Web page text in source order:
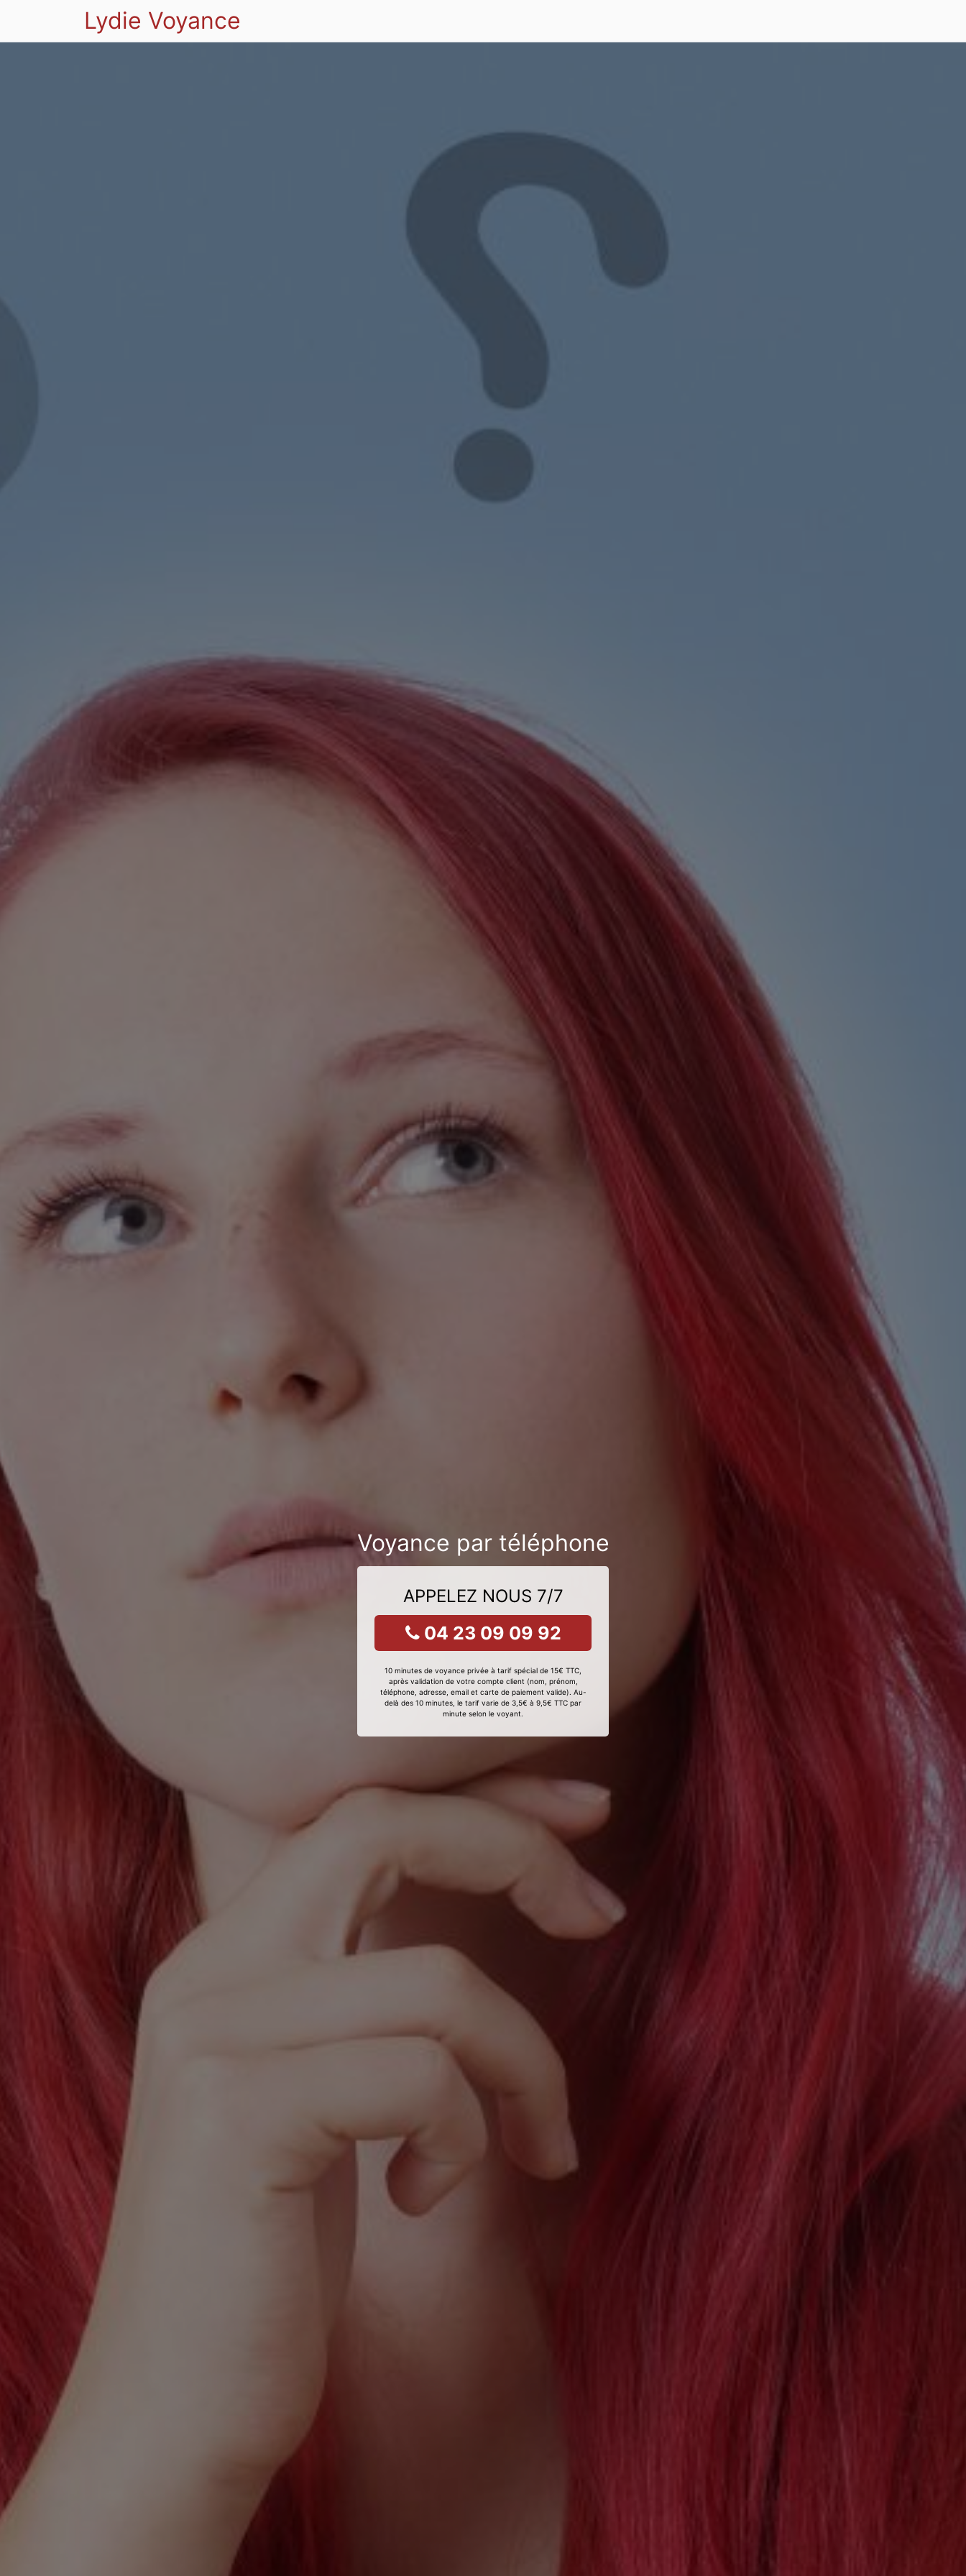
Lydie Voyance
Voyance par téléphone
APPELEZ NOUS 7/7
04 23 09 09 92
10 minutes de voyance privée à tarif spécial de 15€ TTC,
après validation de votre compte client (nom, prénom,
téléphone, adresse, email et carte de paiement valide). Au-
delà des 10 minutes, le tarif varie de 3,5€ à 9,5€ TTC par
minute selon le voyant.